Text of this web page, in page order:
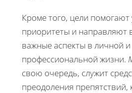
Кроме того, цели помогают
приоритеты и направляют
важные аспекты в личной и
профессиональной жизни.
свою очередь, служит
преодоления препятствий,